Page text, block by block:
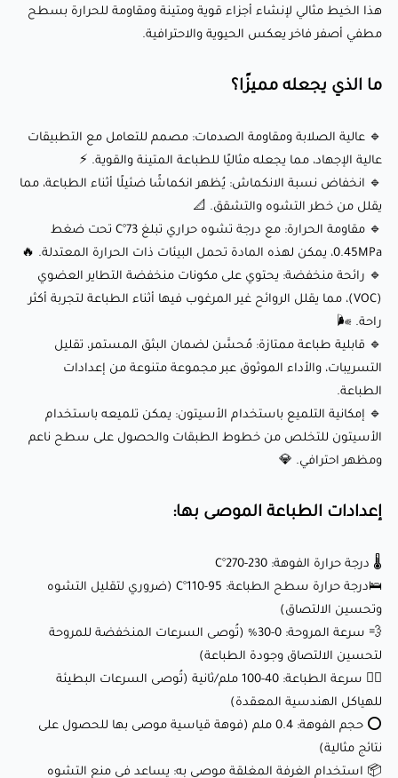
🔹 إمكانية التلميع باستخدام الأسيتون: يمكن تلميعه باستخدام
الأسيتون للتخلص من خطوط الطبقات والحصول على سطح
🌡️ درجة حرارة الفوهة: 230-270°C
وتحسين الالتصاق)
💨 سرعة المروحة: 0-30% (تُوصى السرعات المنخفضة للمروحة
لتحسين الالتصاق وجودة الطباعة)
للهياكل الهندسية المعقدة)
نتائج مثالية)
📦 استخدام الغرفة المغلقة موصى به: يساعد في منع التشوه
وتحسين جودة الطباعة بشكل عام، خاصة للنماذج الكبيرة أو
أطلق العنان لإبداعك مع eSUN ABS+ (أصفر):
هذا الخيط مثالي لمجموعة واسعة من المشاريع، بما في ذلك:
🛠️ الأجزاء الوظيفية: طباعة تروس قوية، أقواس، مقابض أدوات،
وأجزاء أخرى ذات حمل زائد مع قوة محسنة ومتانة.
🚗 مكونات السيارات: إنشاء أجزاء متينة ومقاومة للحرارة
لتطبيقات السيارات، مثل الأقواس أو الحافظات.
🎁 هدايا مخصصة: اصنع هدايا شخصية مثل السلاسل المفاتيح،
هذا الخيط مثالي لإنشاء أجزاء قوية ومتينة ومقاومة للحرارة بسطح
مطفي أصفر فاخر يعكس الحيوية والاحترافية.
ما الذي يجعله مميزًا؟
🔹 عالية الصلابة ومقاومة الصدمات: مصمم للتعامل مع التطبيقات
عالية الإجهاد، مما يجعله مثاليًا للطباعة المتينة والقوية. ⚡
🔹 انخفاض نسبة الانكماش: يُظهر انكماشًا ضئيلًا أثناء الطباعة، مما
يقلل من خطر التشوه والتشقق. 📐
🔹 مقاومة الحرارة: مع درجة تشوه حراري تبلغ 73°C تحت ضغط
0.45MPa، يمكن لهذه المادة تحمل البيئات ذات الحرارة المعتدلة. 🔥
🔹 رائحة منخفضة: يحتوي على مكونات منخفضة التطاير العضوي
(VOC)، مما يقلل الروائح غير المرغوب فيها أثناء الطباعة لتجربة أكثر
راحة. 🌬️
🔹 قابلية طباعة ممتازة: مُحسَّن لضمان البثق المستمر، تقليل
التسريبات، والأداء الموثوق عبر مجموعة متنوعة من إعدادات
الطباعة.
🔹 إمكانية التلميع باستخدام الأسيتون: يمكن تلميعه باستخدام
الأسيتون للتخلص من خطوط الطبقات والحصول على سطح ناعم
ومظهر احترافي. 💎
إعدادات الطباعة الموصى بها:
🌡️ درجة حرارة الفوهة: 230-270°C
🛌درجة حرارة سطح الطباعة: 95-110°C (ضروري لتقليل التشوه
وتحسين الالتصاق)
💨 سرعة المروحة: 0-30% (تُوصى السرعات المنخفضة للمروحة
لتحسين الالتصاق وجودة الطباعة)
🏃‍♂️ سرعة الطباعة: 40-100 ملم/ثانية (تُوصى السرعات البطيئة
للهياكل الهندسية المعقدة)
⭕ حجم الفوهة: 0.4 ملم (فوهة قياسية موصى بها للحصول على
نتائج مثالية)
📦 استخدام الغرفة المغلقة موصى به: يساعد في منع التشوه